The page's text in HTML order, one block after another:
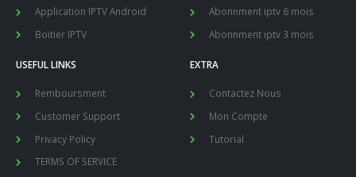
Application IPTV Android
Boitier IPTV
Abonnment iptv 6 mois
Abonnment iptv 3 mois
USEFUL LINKS
Remboursment
Customer Support
Privacy Policy
TERMS OF SERVICE
EXTRA
Contactez Nous
Mon Compte
Tutorial